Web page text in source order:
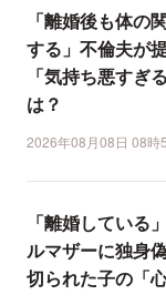
「離婚後も体の
する」不倫夫が
「気持ち悪す
は？
2026年08月08日 08時
「離婚してい
ルマザーに独身
切られた子の「